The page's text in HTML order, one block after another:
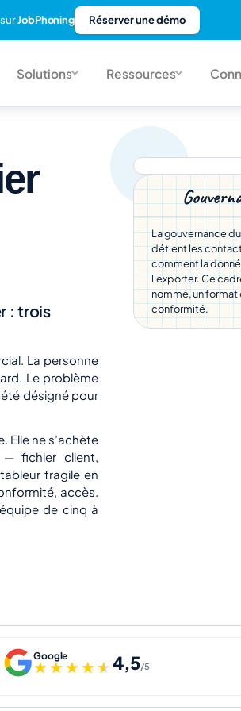
JobPhoning Réserver une démo
Solutions Ressources
: trois
La personne
Le problème
été désigné pour
Elle ne s’achète
fichier client,
fragile en
accès.
de cinq à
La gouvernance
détient les
comment la
l'exporter. Ce
nommé, un format
conformité.
Google
★★★★★
★★★★★ 4,5/5